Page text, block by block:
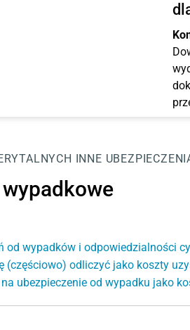
INNE
od wypadków i odpowiedzialności
(częściowo) odliczyć jako koszty
ubezpieczenie od wypadku jako